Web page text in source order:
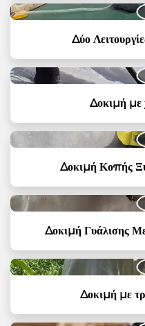
Δύο
Δοκιμή με
Δοκιμή Κοπής
Δοκιμή Γυάλισης
Δοκιμή με